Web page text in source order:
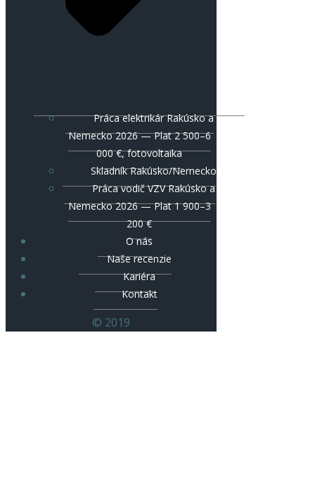
Práca elektrikár Rakúsko a
Nemecko 2026 — Plat 2 500–6
000 €, fotovoltaika
Skladník Rakúsko/Nemecko
Práca vodič VZV Rakúsko a
Nemecko 2026 — Plat 1 900–3
200 €
O nás
Naše recenzie
Kariéra
Kontakt
© 2019